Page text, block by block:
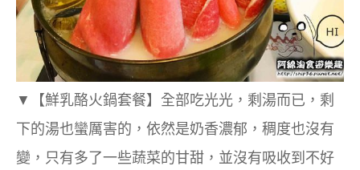
▼ 【鮮乳酪火鍋套餐】 全部吃光光，剩湯而已，剩
下的湯也蠻厲害的，依然是奶香濃郁，稠度也沒有
變，只有多了一些蔬菜的甘甜，並沒有吸收到不好